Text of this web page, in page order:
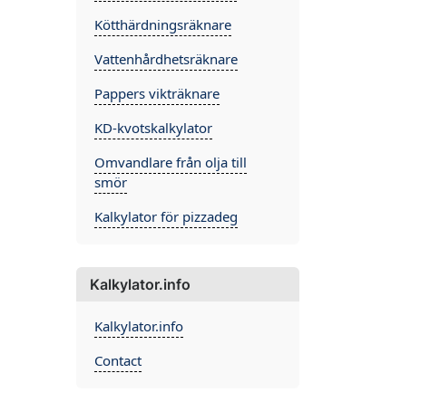
Kötthärdningsräknare
Vattenhårdhetsräknare
Pappers vikträknare
KD-kvotskalkylator
Omvandlare från olja till
smör
Kalkylator för pizzadeg
Kalkylator.info
Kalkylator.info
Contact